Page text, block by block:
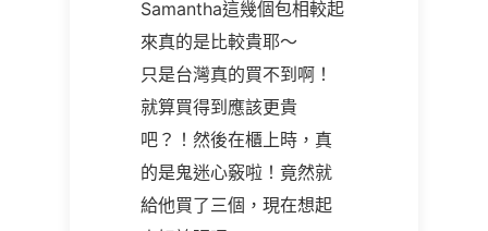
Samantha這幾個包相較起
來真的是比較貴耶～
只是台灣真的買不到啊！
就算買得到應該更貴
吧？！然後在櫃上時，真
的是鬼迷心竅啦！竟然就
給他買了三個，現在想起